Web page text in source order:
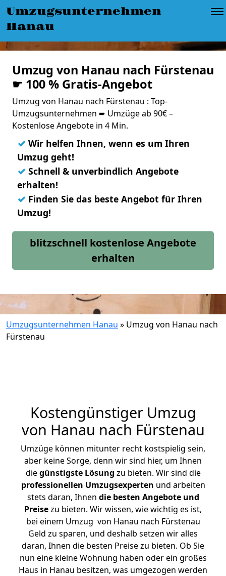
Umzugsunternehmen
Hanau
Umzug von Hanau nach Fürstenau
☛ 100 % Gratis-Angebot
Umzug von Hanau nach Fürstenau : Top-
Umzugsunternehmen ➨ Umzüge ab 90€ –
Kostenlose Angebote in 4 Min.
✓ Wir helfen Ihnen, wenn es um Ihren
Umzug geht!
✓ Schnell & unverbindlich Angebote
erhalten!
✓ Finden Sie das beste Angebot für Ihren
Umzug!
blitzschnell kostenlose Angebote
erhalten
Umzugsunternehmen Hanau » Umzug von Hanau nach
Fürstenau
Kostengünstiger Umzug
von Hanau nach Fürstenau
Umzüge können mitunter recht kostspielig sein,
aber keine Sorge, denn wir sind hier, um Ihnen
diegünstigste Lösung zu bieten. Wir sind die
professionellen Umzugsexperten und arbeiten
stets daran, Ihnen die besten Angebote und
Preisezu bieten. Wir wissen, wie wichtig es ist,
bei einem Umzug von Hanau nach Fürstenau
Geld zu sparen, und deshalb setzen wir alles
daran, Ihnen die besten Preise zu bieten. Ob Sie
nun eine kleine Wohnung haben oder ein großes
Haus in Hanau besitzen, was umgezogen werden